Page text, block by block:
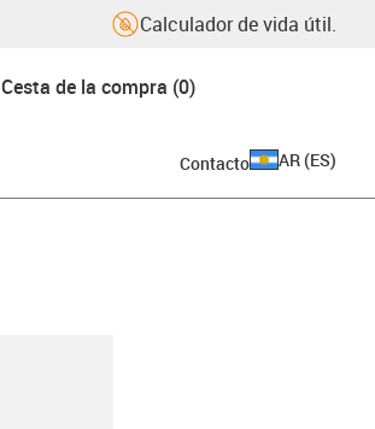
Calculador de vida útil.
Cesta de la compra (0)
Contacto AR (ES)